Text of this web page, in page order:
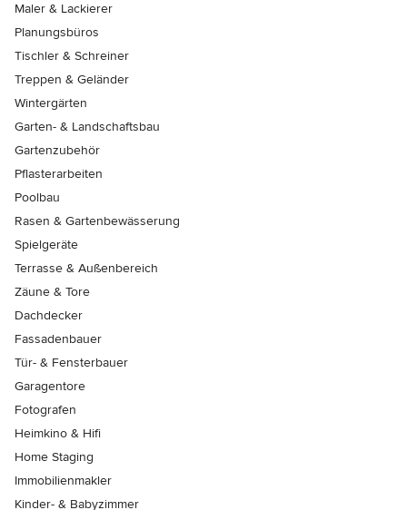
Maler & Lackierer
Planungsbüros
Tischler & Schreiner
Treppen & Geländer
Wintergärten
Garten- & Landschaftsbau
Gartenzubehör
Pflasterarbeiten
Poolbau
Rasen & Gartenbewässerung
Spielgeräte
Terrasse & Außenbereich
Zäune & Tore
Dachdecker
Fassadenbauer
Tür- & Fensterbauer
Garagentore
Fotografen
Heimkino & Hifi
Home Staging
Immobilienmakler
Kinder- & Babyzimmer